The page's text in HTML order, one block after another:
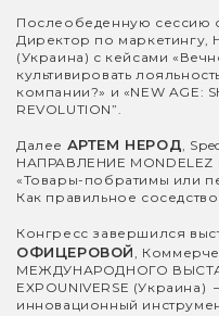
Послеобеденную сессию
Директор по
(Украина) с кейсами
культивировать
компании?» и «NEW AGE:
REVOLUTION”.
Далее АРТЕМ НЕРОД,
НАПРАВЛЕНИЕ MONDELEZ
«Товары-побратимы или
Как правильное
Конгресс завершился
ОФИЦЕРОВОЙ,
МЕЖДУНАРОДНОГО
EXPOUNIVERSE
инновационный